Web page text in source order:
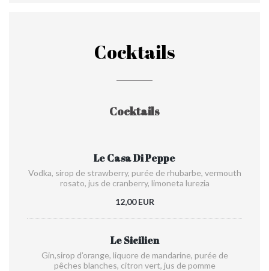
Cocktails
Cocktails
Le Casa Di Peppe
Vodka, sirop de strawberry, purée de rhubarbe, vermouth
rosato, jus de cranberry, limoneta lurezia
12,00 EUR
Le Sicilien
Gin,sirop d’orange, liquore de mandarine, purée de
pêches blanches, citron vert, jus de pomme